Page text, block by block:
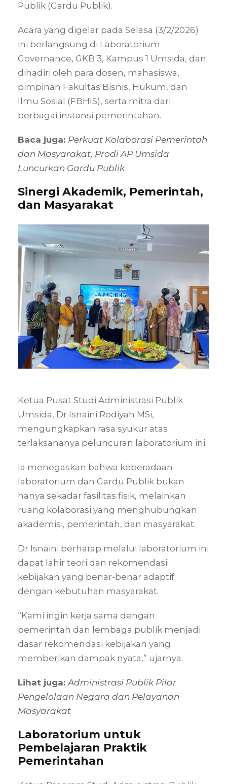
Publik (Gardu Publik).
Acara yang digelar pada Selasa (3/2/2026)
ini berlangsung di Laboratorium
Governance, GKB 3, Kampus 1 Umsida, dan
dihadiri oleh para dosen, mahasiswa,
pimpinan Fakultas Bisnis, Hukum, dan
Ilmu Sosial (FBHIS), serta mitra dari
berbagai instansi pemerintahan.
Baca juga: Perkuat Kolaborasi Pemerintah
dan Masyarakat, Prodi AP Umsida
Luncurkan Gardu Publik
Sinergi Akademik, Pemerintah,
dan Masyarakat
Ketua Pusat Studi Administrasi Publik
Umsida, Dr Isnaini Rodiyah MSi,
mengungkapkan rasa syukur atas
terlaksananya peluncuran laboratorium ini.
Ia menegaskan bahwa keberadaan
laboratorium dan Gardu Publik bukan
hanya sekadar fasilitas fisik, melainkan
ruang kolaborasi yang menghubungkan
akademisi, pemerintah, dan masyarakat.
Dr Isnaini berharap melalui laboratorium ini
dapat lahir teori dan rekomendasi
kebijakan yang benar-benar adaptif
dengan kebutuhan masyarakat.
“Kami ingin kerja sama dengan
pemerintah dan lembaga publik menjadi
dasar rekomendasi kebijakan yang
memberikan dampak nyata,” ujarnya.
Lihat juga: Administrasi Publik Pilar
Pengelolaan Negara dan Pelayanan
Masyarakat
Laboratorium untuk
Pembelajaran Praktik
Pemerintahan